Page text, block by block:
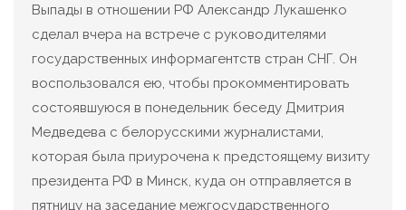
Выпады в отношении РФ Александр Лукашенко
сделал вчера на встрече с руководителями
государственных информагентств стран СНГ. Он
воспользовался ею, чтобы прокомментировать
состоявшуюся в понедельник беседу Дмитрия
Медведева с белорусскими журналистами,
которая была приурочена к предстоящему визиту
президента РФ в Минск, куда он отправляется в
пятницу на заседание межгосударственного